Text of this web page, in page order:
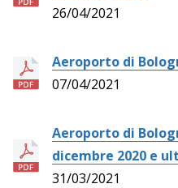
26/04/2021
Aeroporto di
07/04/2021
Aeroporto di
dicembre 2020 e
31/03/2021